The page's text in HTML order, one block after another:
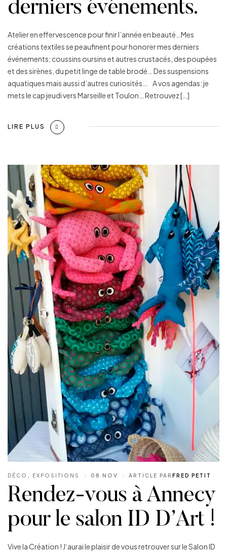
derniers événements.
Atelier en effervescence pour finir l’année en beauté…Mes
créations textiles se peaufinent pour honorer mes derniers
événements; coussins oursins et autres crustacés, des poupées
et des sirènes, du petit linge de table brodé… Des suspensions
aquatiques mais aussi d’autres curiosités… A vos agendas: je
mets le cap jeudi vers Marseille et Toulon… Retrouvez […]
LIRE PLUS
DÉCO , EXPOSITIONS 08 NOV ARTICLE PAR FRED PETIT
Rendez-vous à Annecy
pour le salon ID D’Art !
Vive la Création ! J‘aurai le plaisir de vous retrouver sur le Salon ID